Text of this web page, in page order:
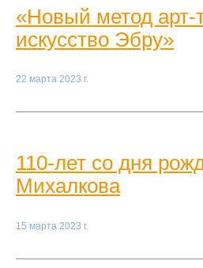
«Новый метод арт-
искусство Эбру»
22 марта 2023 г.
110-лет со дня
Михалкова
15 марта 2023 г.